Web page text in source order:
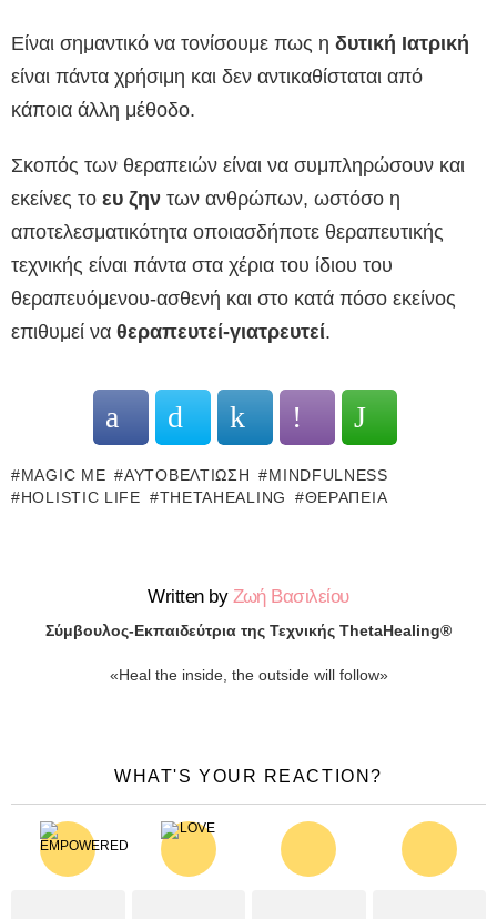
Είναι σημαντικό να τονίσουμε πως η δυτική Ιατρική
είναι πάντα χρήσιμη και δεν αντικαθίσταται από
κάποια άλλη μέθοδο.
Σκοπός των θεραπειών είναι να συμπληρώσουν και
εκείνες το ευ ζην των ανθρώπων, ωστόσο η
αποτελεσματικότητα οποιασδήποτε θεραπευτικής
τεχνικής είναι πάντα στα χέρια του ίδιου του
θεραπευόμενου-ασθενή και στο κατά πόσο εκείνος
επιθυμεί να θεραπευτεί-γιατρευτεί.
MAGIC ME ΑΥΤΟΒΕΛΤΊΩΣΗ
MINDFULNESS
HOLISTIC LIFE
THETAHEALING ΘΕΡΑΠΕΊΑ
Written by Ζωή Βασιλείου
Σύμβουλος-Εκπαιδεύτρια της Τεχνικής ThetaHealing®
«Heal the inside, the outside will follow»
WHAT'S YOUR REACTION?